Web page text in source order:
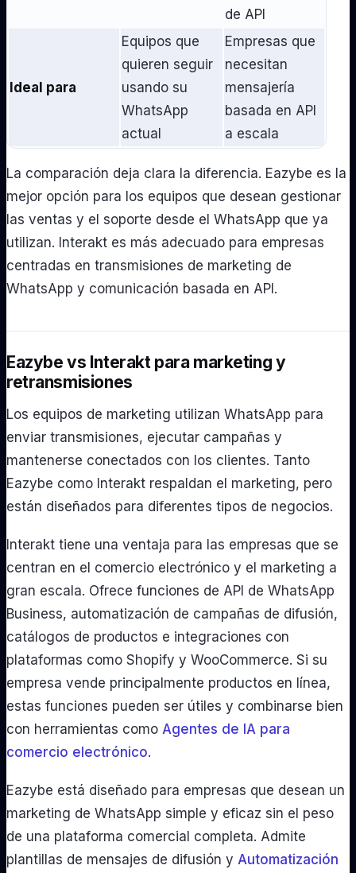
de API
Ideal para
Equipos que
quieren seguir
usando su
WhatsApp
actual
Empresas que
necesitan
mensajería
basada en API
a escala
La comparación deja clara la diferencia. Eazybe es la
mejor opción para los equipos que desean gestionar
las ventas y el soporte desde el WhatsApp que ya
utilizan. Interakt es más adecuado para empresas
centradas en transmisiones de marketing de
WhatsApp y comunicación basada en API.
Eazybe vs Interakt para marketing y
retransmisiones
Los equipos de marketing utilizan WhatsApp para
enviar transmisiones, ejecutar campañas y
mantenerse conectados con los clientes. Tanto
Eazybe como Interakt respaldan el marketing, pero
están diseñados para diferentes tipos de negocios.
Interakt tiene una ventaja para las empresas que se
centran en el comercio electrónico y el marketing a
gran escala. Ofrece funciones de API de WhatsApp
Business, automatización de campañas de difusión,
catálogos de productos e integraciones con
plataformas como Shopify y WooCommerce. Si su
empresa vende principalmente productos en línea,
estas funciones pueden ser útiles y combinarse bien
con herramientas como Agentes de IA para
comercio electrónico.
Eazybe está diseñado para empresas que desean un
marketing de WhatsApp simple y eficaz sin el peso
de una plataforma comercial completa. Admite
plantillas de mensajes de difusión y Automatización